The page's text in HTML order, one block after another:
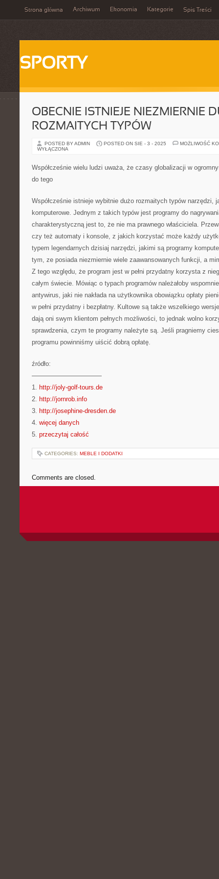
Strona główna Archiwum Ekonomia Kategorie Spis Treści
SPORTY
OBECNIE ISTNIEJE NIEZMIERNIE
ROZMAITYCH TYPÓW
POSTED BY ADMIN POSTED ON SIE - 3 - 2025
MOŻLIWOŚĆ
WYŁĄCZONA
Współcześnie wielu ludzi uważa, że czasy globalizacji w
do tego
Współcześnie istnieje wybitnie dużo rozmaitych typów narzędzi,
komputerowe. Jednym z takich typów jest programy do
charakterystyczną jest to, że nie ma prawnego właściciela.
czy też automaty i konsole, z jakich korzystać może każdy
typem legendarnych dzisiaj narzędzi, jakimi są programy
tym, ze posiada niezmiernie wiele zaawansowanych funkcji, a
Z tego względu, że program jest w pełni przydatny korzysta z
całym świecie. Mówiąc o typach programów należałoby
antywirus, jaki nie nakłada na użytkownika obowiązku opłaty
w pełni przydatny i bezpłatny. Kultowe są także wszelkiego
dają oni swym klientom pełnych możliwości, to jednak wolno
sprawdzenia, czym te programy należyte są. Jeśli pragniemy
programu powinniśmy uiścić dobrą opłatę.
źródło:
———————————
1. http://joly-golf-tours.de
2. http://jornrob.info
3. http://josephine-dresden.de
4. więcej danych
5. przeczytaj całość
CATEGORIES: MEBLE I DODATKI
Comments are closed.